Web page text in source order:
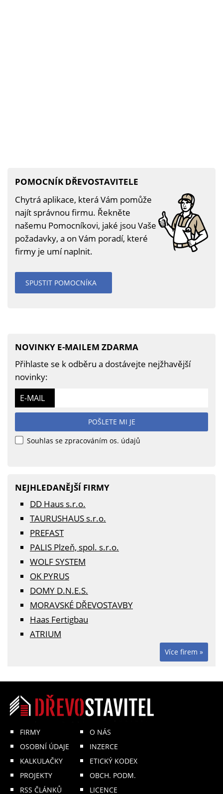
POMOCNÍK DŘEVOSTAVITELE
Chytrá aplikace, která Vám pomůže
najít správnou firmu. Řekněte
našemu Pomocníkovi, jaké jsou Vaše
požadavky, a on Vám poradí, které
firmy je umí naplnit.
SPUSTIT POMOCNÍKA
NOVINKY E-MAILEM ZDARMA
Přihlaste se k odběru a dostávejte nejžhavější
novinky:
E-MAIL
POŠLETE MI JE
Souhlas se zpracováním os. údajů
NEJHLEDANĚJŠÍ FIRMY
DD Haus s.r.o.
TAURUSHAUS s.r.o.
PREFAST
PALIS Plzeň, spol. s.r.o.
WOLF SYSTEM
OK PYRUS
DOMY D.N.E.S.
MORAVSKÉ DŘEVOSTAVBY
Haas Fertigbau
ATRIUM
Více firem »
FIRMY
OSOBNÍ ÚDAJE
KALKULAČKY
PROJEKTY
RSS ČLÁNKŮ
O NÁS
INZERCE
ETICKÝ KODEX
OBCH. PODM.
LICENCE